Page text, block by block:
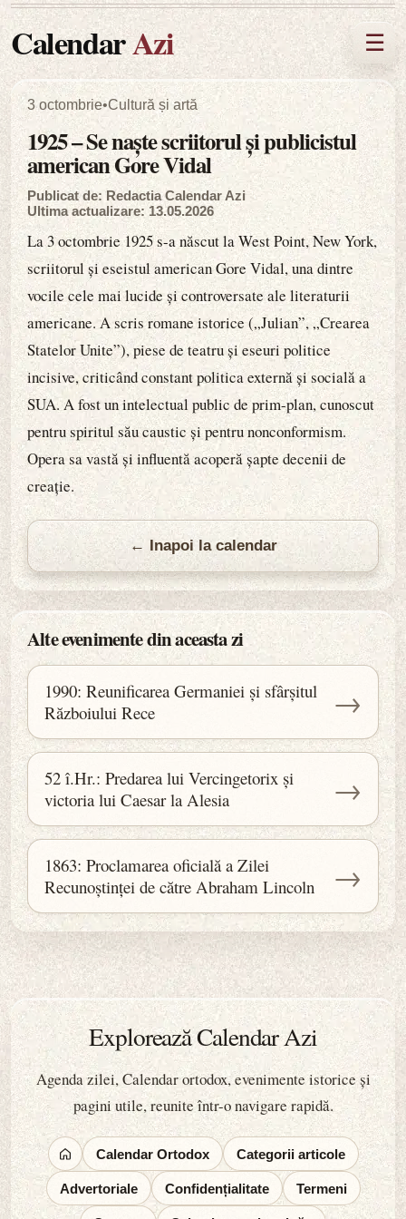
CalendarAzi ☰
3 octombrie•Cultură și artă
1925 – Se naște scriitorul și publicistul
american Gore Vidal
Publicat de: Redactia Calendar Azi
Ultima actualizare: 13.05.2026
La 3 octombrie 1925 s-a născut la West Point, New York,
scriitorul și eseistul american Gore Vidal, una dintre
vocile cele mai lucide și controversate ale literaturii
americane. A scris romane istorice („Julian”, „Crearea
Statelor Unite”), piese de teatru și eseuri politice
incisive, criticând constant politica externă și socială a
SUA. A fost un intelectual public de prim-plan, cunoscut
pentru spiritul său caustic și pentru nonconformism.
Opera sa vastă și influentă acoperă șapte decenii de
creație.
← Inapoi la calendar
Alte evenimente din aceasta zi
1990: Reunificarea Germaniei și sfârșitul
Războiului Rece
→
52 î.Hr.: Predarea lui Vercingetorix și
victoria lui Caesar la Alesia
→
1863: Proclamarea oficială a Zilei
Recunoștinței de către Abraham Lincoln
→
Explorează Calendar Azi
Agenda zilei, Calendar ortodox, evenimente istorice și
pagini utile, reunite într-o navigare rapidă.
Calendar Ortodox Categorii articole
Advertoriale Confidențialitate Termeni